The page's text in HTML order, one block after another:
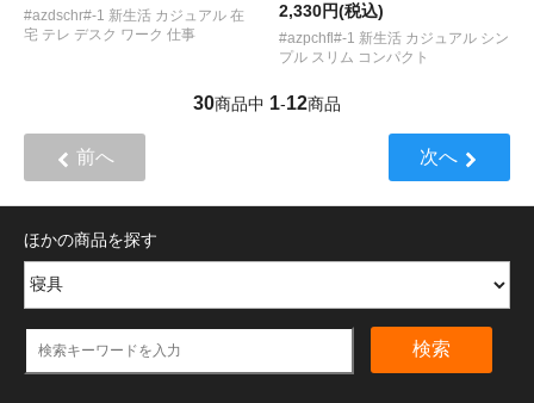
#azdschr#-1 新生活 カジュアル 在
宅 テレ デスク ワーク 仕事
2,330円(税込)
#azpchfl#-1 新生活 カジュアル シン
プル スリム コンパクト
30商品中 1-12商品
前へ 次へ
ほかの商品を探す
検索